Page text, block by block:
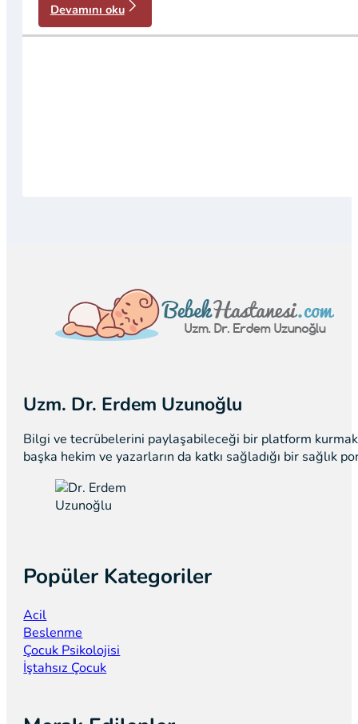
Devamını oku
Uzm. Dr. Erdem Uzunoğlu
Bilgi ve tecrübelerini paylaşabileceği bir platform kurmak
başka hekim ve yazarların da katkı sağladığı bir sağlık
Popüler Kategoriler
Acil
Beslenme
Çocuk Psikolojisi
İştahsız Çocuk